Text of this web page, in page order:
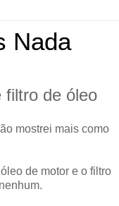
Nada
filtro de óleo
mostrei mais como
de motor e o filtro